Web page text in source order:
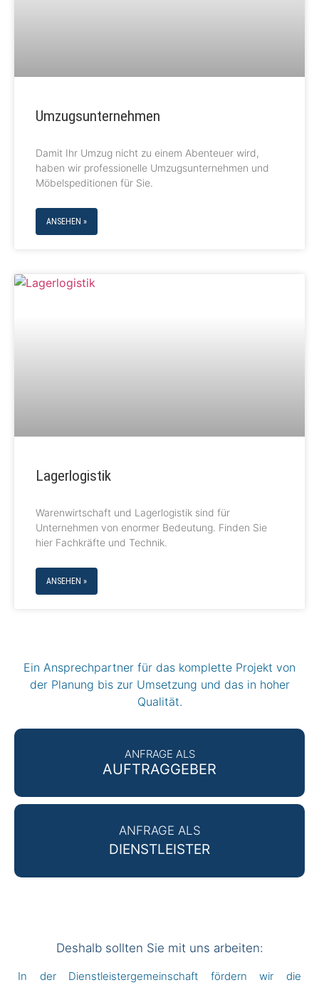
Umzugsunternehmen
Damit Ihr Umzug nicht zu einem Abenteuer wird,
haben wir professionelle Umzugsunternehmen und
Möbelspeditionen für Sie.
ANSEHEN »
Lagerlogistik
Warenwirtschaft und Lagerlogistik sind für
Unternehmen von enormer Bedeutung. Finden Sie
hier Fachkräfte und Technik.
ANSEHEN »
Ein Ansprechpartner für das komplette Projekt von
der Planung bis zur Umsetzung und das in hoher
Qualität.
ANFRAGE ALS
AUFTRAGGEBER
ANFRAGE ALS
DIENSTLEISTER
Deshalb sollten Sie mit uns arbeiten:
In der Dienstleistergemeinschaft fördern wir die